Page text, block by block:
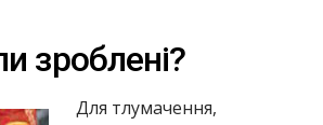
зроблені?
Для тлумачення,